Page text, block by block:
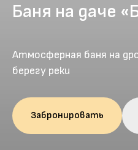
Баня на даче
Атмосферная баня на
берегу реки
Забронировать